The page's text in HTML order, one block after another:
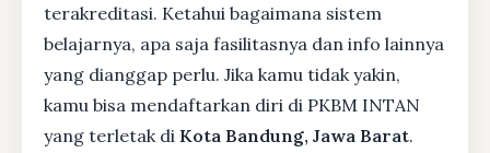
terakreditasi. Ketahui bagaimana sistem
belajarnya, apa saja fasilitasnya dan info lainnya
yang dianggap perlu. Jika kamu tidak yakin,
kamu bisa mendaftarkan diri di PKBM INTAN
yang terletak di Kota Bandung, Jawa Barat.